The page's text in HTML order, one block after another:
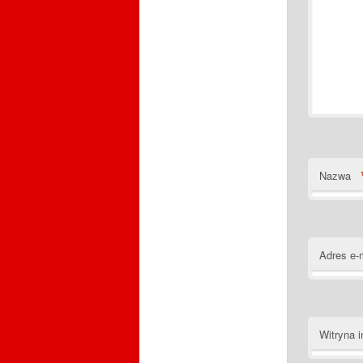
Nazwa
Adres e-
Witryna